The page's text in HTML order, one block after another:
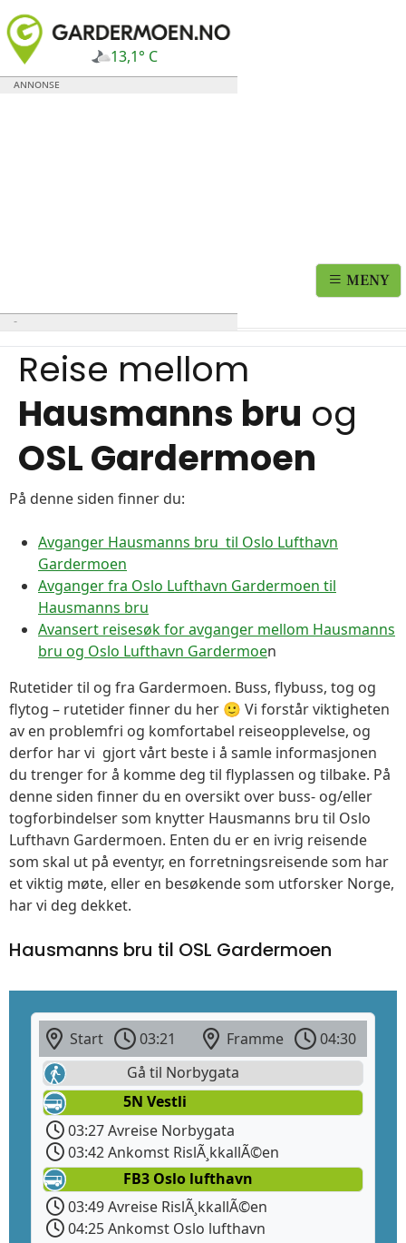
13,1° C
MENY
Reise mellom
Hausmanns bru og
OSL Gardermoen
På denne siden finner du:
Avganger Hausmanns bru til Oslo Lufthavn
Gardermoen
Avganger fra Oslo Lufthavn Gardermoen til
Hausmanns bru
Avansert reisesøk for avganger mellom Hausmanns
bru og Oslo Lufthavn Gardermoen
Rutetider til og fra Gardermoen. Buss, flybuss, tog og
flytog – rutetider finner du her 🙂 Vi forstår viktigheten
av en problemfri og komfortabel reiseopplevelse, og
derfor har vi gjort vårt beste i å samle informasjonen
du trenger for å komme deg til flyplassen og tilbake. På
denne siden finner du en oversikt over buss- og/eller
togforbindelser som knytter Hausmanns bru til Oslo
Lufthavn Gardermoen. Enten du er en ivrig reisende
som skal ut på eventyr, en forretningsreisende som har
et viktig møte, eller en besøkende som utforsker Norge,
har vi deg dekket.
Hausmanns bru til OSL Gardermoen
Start 03:21 Framme
04:30
Gå til Norbygata
5N Vestli
03:27 Avreise Norbygata
03:42 Ankomst RislÃ¸kkallÃ©en
FB3 Oslo lufthavn
03:49 Avreise RislÃ¸kkallÃ©en
04:25 Ankomst Oslo lufthavn